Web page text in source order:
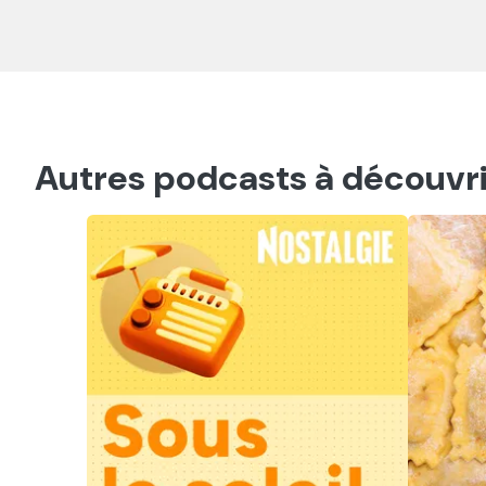
Autres podcasts à